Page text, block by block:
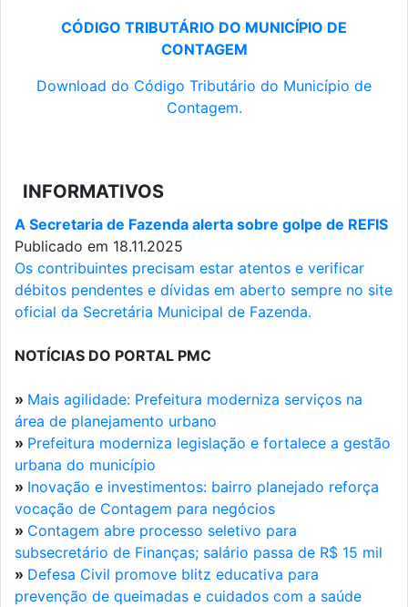
CÓDIGO TRIBUTÁRIO DO MUNICÍPIO DE
CONTAGEM
Download do Código Tributário do Município de
Contagem.
INFORMATIVOS
A Secretaria de Fazenda alerta sobre golpe de REFIS
Publicado em 18.11.2025
Os contribuintes precisam estar atentos e verificar
débitos pendentes e dívidas em aberto sempre no site
oficial da Secretária Municipal de Fazenda.
NOTÍCIAS DO PORTAL PMC
» Mais agilidade: Prefeitura moderniza serviços na
área de planejamento urbano
» Prefeitura moderniza legislação e fortalece a gestão
urbana do município
» Inovação e investimentos: bairro planejado reforça
vocação de Contagem para negócios
» Contagem abre processo seletivo para
subsecretário de Finanças; salário passa de R$ 15 mil
» Defesa Civil promove blitz educativa para
prevenção de queimadas e cuidados com a saúde